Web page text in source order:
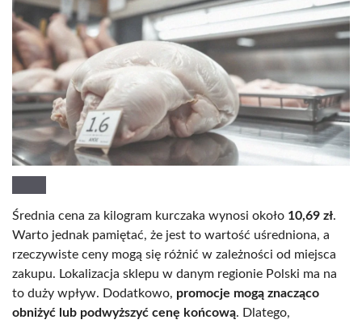
Średnia cena za kilogram kurczaka wynosi około 10,69 zł.
Warto jednak pamiętać, że jest to wartość uśredniona, a
rzeczywiste ceny mogą się różnić w zależności od miejsca
zakupu. Lokalizacja sklepu w danym regionie Polski ma na
to duży wpływ. Dodatkowo, promocje mogą znacząco
obniżyć lub podwyższyć cenę końcową. Dlatego,